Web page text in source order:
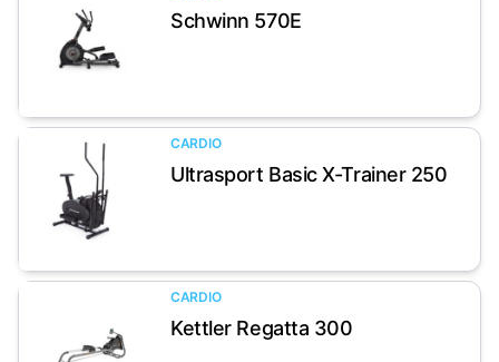
Artikel anzeigen
Schwinn 570E
Artikel anzeigen
CARDIO
Ultrasport Basic X-Trainer 250
Artikel anzeigen
CARDIO
Kettler Regatta 300